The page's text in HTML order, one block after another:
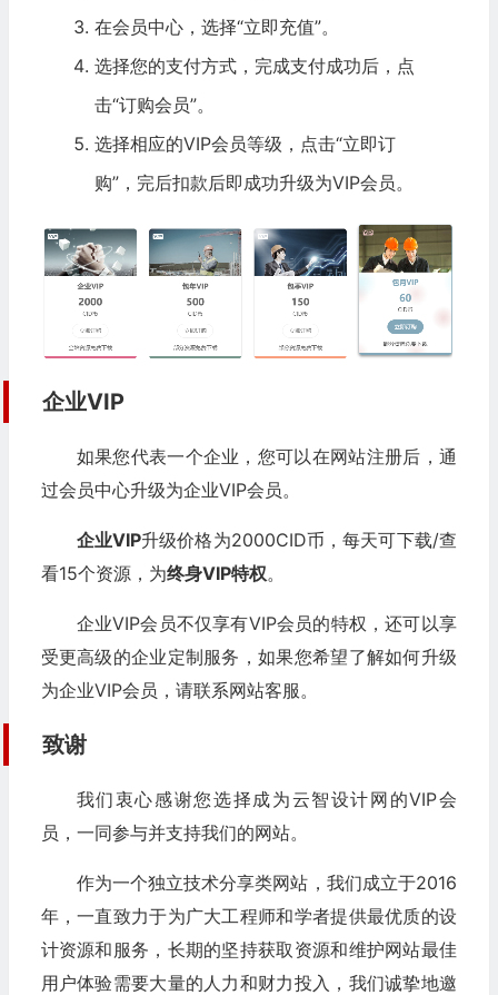
在会员中心，选择“立即充值”。
选择您的支付方式，完成支付成功后，点
击“订购会员”。
选择相应的VIP会员等级，点击“立即订
购”，完后扣款后即成功升级为VIP会员。
企业VIP
如果您代表一个企业，您可以在网站注册后，通
过会员中心升级为企业VIP会员。
企业VIP升级价格为2000CID币，每天可下载/查
看15个资源，为终身VIP特权。
企业VIP会员不仅享有VIP会员的特权，还可以享
受更高级的企业定制服务，如果您希望了解如何升级
为企业VIP会员，请联系网站客服。
致谢
我们衷心感谢您选择成为云智设计网的VIP会
员，一同参与并支持我们的网站。
作为一个独立技术分享类网站，我们成立于2016
年，一直致力于为广大工程师和学者提供最优质的设
计资源和服务，长期的坚持获取 资源和维护网站最佳
用户体验需要大量的人力和财力投入，我们诚挚地邀